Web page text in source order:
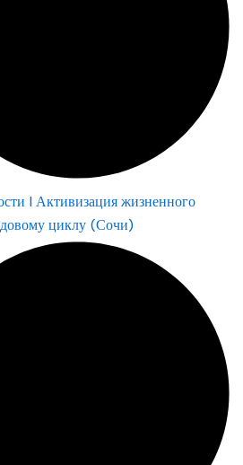
| Активизация жизненного
циклу (Сочи)